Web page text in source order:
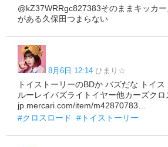
@kZ37WRRgc827383そのままキッカ
がある久保田つまらない
8月6日 12:14 ひまり☆
トイストーリーのBDか バズだな トイ
ルーレイバズライトイヤー他カーズクロ
jp.mercari.com/item/m42870783…
#クロスロード
#トイストーリー